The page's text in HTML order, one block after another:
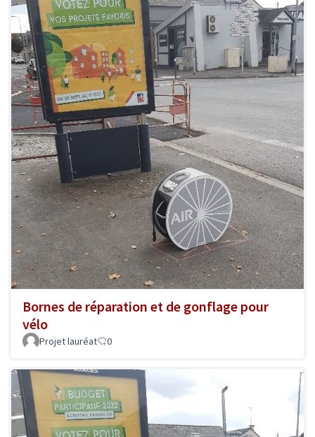
Bornes de réparation et de gonflage pour
vélo
Projet lauréat 0